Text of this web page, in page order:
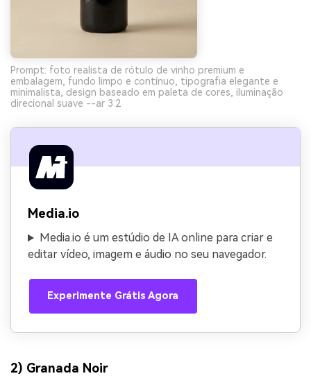
Prompt: foto realista de rótulo de vinho premium e
embalagem, fundo limpo e contínuo, tipografia elegante e
minimalista, design baseado em paleta de cores, iluminação
direcional suave --ar 3:2
Media.io
Media.io é um estúdio de IA online para criar e
editar vídeo, imagem e áudio no seu navegador.
Experimente Grátis Agora
2) Granada Noir